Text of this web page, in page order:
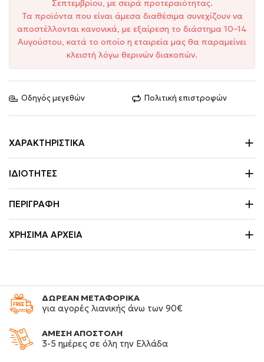
Σεπτεμβρίου, με σειρά προτεραιότητας.
Τα προϊόντα που είναι άμεσα διαθέσιμα συνεχίζουν να
αποστέλλονται κανονικά, με εξαίρεση το διάστημα 10–14
Αυγούστου, κατά το οποίο η εταιρεία μας θα παραμείνει
κλειστή λόγω θερινών διακοπών.
Οδηγός μεγεθών Πολιτική επιστροφών
ΧΑΡΑΚΤΗΡΙΣΤΙΚΆ
ΙΔΙΌΤΗΤΕΣ
ΠΕΡΙΓΡΑΦΉ
ΧΡΉΣΙΜΑ ΑΡΧΕΊΑ
ΔΩΡΕΑΝ ΜΕΤΑΦΟΡΙΚΑ
για αγορές λιανικής άνω των 90€
ΑΜΕΣΗ ΑΠΟΣΤΟΛΗ
3-5 ημέρες σε όλη την Ελλάδα